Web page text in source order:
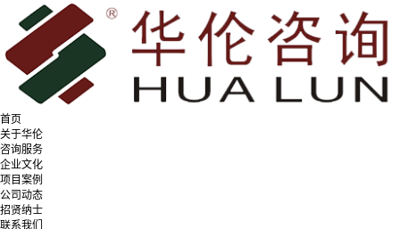
首页
关于华伦
咨询服务
企业文化
项目案例
公司动态
招贤纳士
联系我们